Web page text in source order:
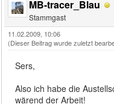
MB-tracer_Blau
Stammgast
11.02.2009, 10:06
(Dieser Beitrag wurde zuletzt
Sers,
Also ich habe die
wärend der Arbeit!